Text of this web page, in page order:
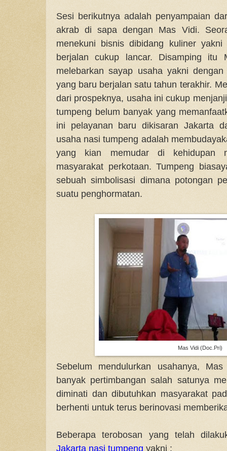
Sesi berikutnya adalah penyampaian
akrab di sapa dengan Mas Vidi.
menekuni bisnis dibidang kuliner
berjalan cukup lancar. Disamping
melebarkan sayap usaha yakni
yang baru berjalan satu tahun terakhir.
dari prospeknya, usaha ini cukup
tumpeng belum banyak yang
ini pelayanan baru dikisaran Jakarta
usaha nasi tumpeng adalah
yang kian memudar di kehidupan
masyarakat perkotaan. Tumpeng
sebuah simbolisasi dimana potongan
suatu penghormatan.
Mas Vidi (Doc.Pri)
Sebelum mendulurkan usahanya,
banyak pertimbangan salah satunya
diminati dan dibutuhkan masyarakat
berhenti untuk terus berinovasi
Beberapa terobosan yang telah
Jakarta nasi tumpeng yakni :